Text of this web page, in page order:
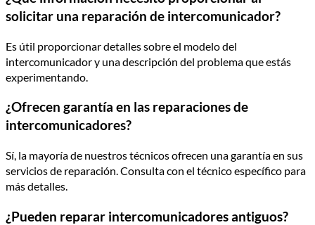
solicitar una reparación de intercomunicador?
Es útil proporcionar detalles sobre el modelo del
intercomunicador y una descripción del problema que estás
experimentando.
¿Ofrecen garantía en las reparaciones de
intercomunicadores?
Sí, la mayoría de nuestros técnicos ofrecen una garantía en sus
servicios de reparación. Consulta con el técnico específico para
más detalles.
¿Pueden reparar intercomunicadores antiguos?